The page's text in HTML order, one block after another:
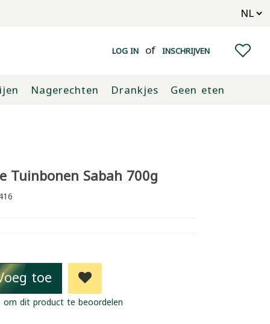
LOG IN of INSCHRIJVEN
Nagerechten Drankjes
Geen eten
Tuinbonen Sabah 700g
toe
om dit product te beoordelen